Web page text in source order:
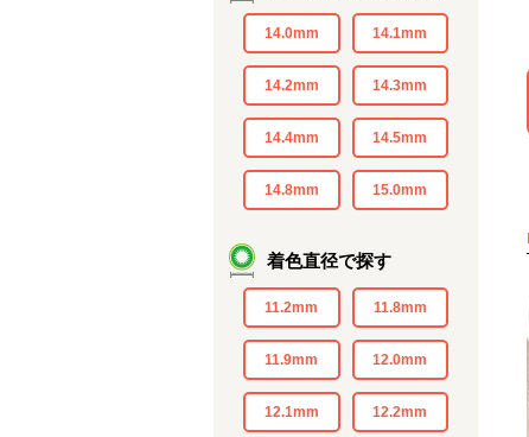
14.0mm 14.1mm
14.2mm 14.3mm
14.4mm 14.5mm
14.8mm 15.0mm
着色直径で探す
11.2mm 11.8mm
11.9mm 12.0mm
12.1mm 12.2mm